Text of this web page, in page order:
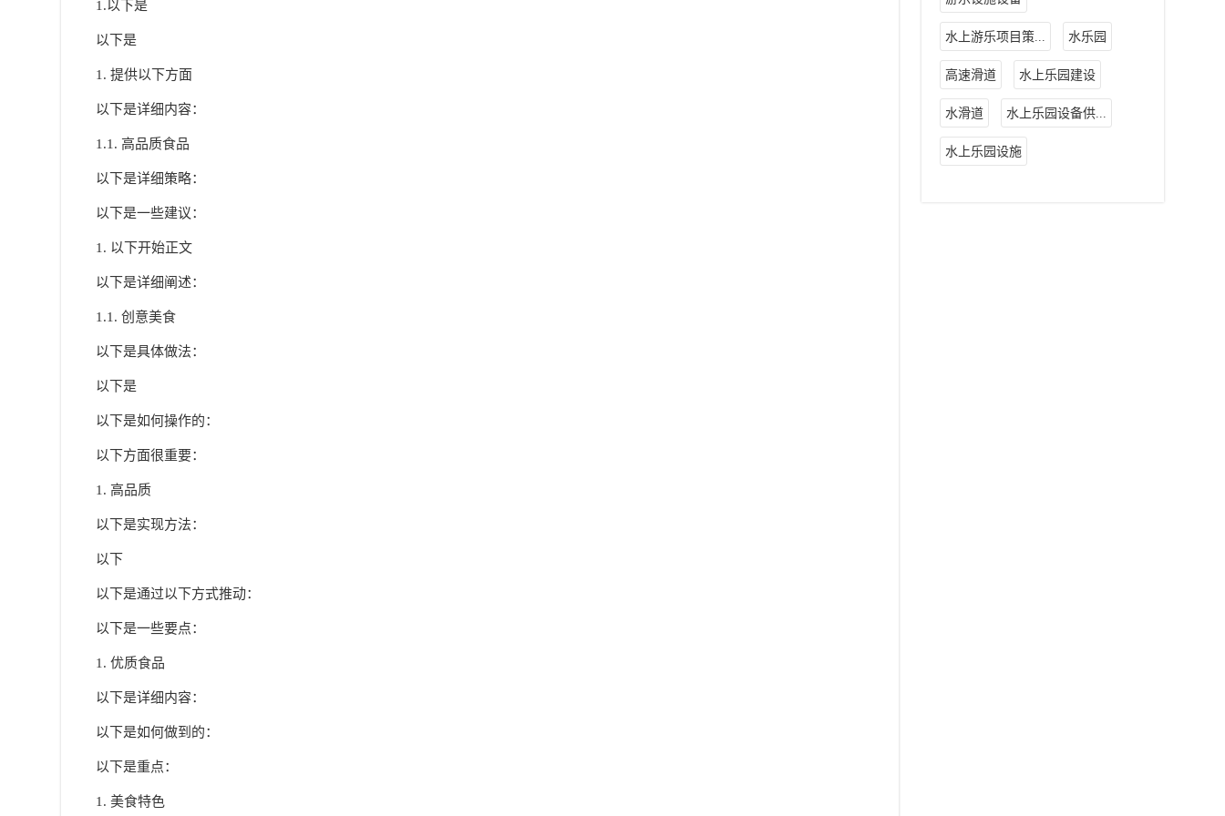
1.以下是
以下是
1. 提供以下方面
以下是详细内容：
1.1. 高品质食品
以下是详细策略：
以下是一些建议：
1. 以下开始正文
以下是详细阐述：
1.1. 创意美食
以下是具体做法：
以下是
以下是如何操作的：
以下方面很重要：
1. 高品质
以下是实现方法：
以下
以下是通过以下方式推动：
以下是一些要点：
1. 优质食品
以下是详细内容：
以下是如何做到的：
以下是重点：
1. 美食特色
水上游乐项目策... 水乐园
高速滑道 水上乐园建设
水滑道 水上乐园设备供...
水上乐园设施